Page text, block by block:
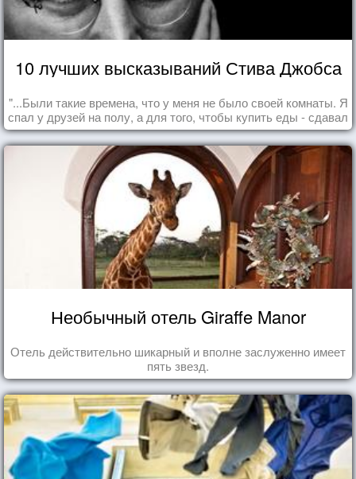
10 лучших высказываний Стива Джобса
"...Были такие времена, что у меня не было своей комнаты. Я
спал у друзей на полу, а для того, чтобы купить еды - сдавал
бутылки из под кока-колы"
Необычный отель Giraffe Manor
Отель действительно шикарный и вполне заслуженно имеет
пять звезд.